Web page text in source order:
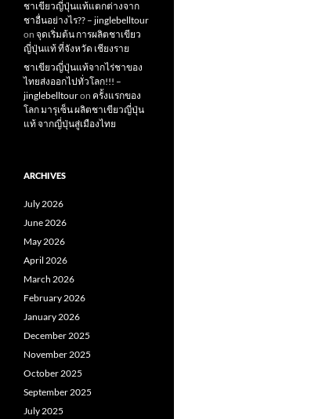
ชาเขียวญี่ปุ่นแท้แตกต่างจาก
ชาอื่นอย่างไร?? – jinglebelltour
on จุดเริ่มต้น การผลิตชาเขียว
ญี่ปุ่นแท้ ที่จังหวัด เชียงราย
ชาเขียวญี่ปุ่นแท้จากไร่ชาของ
ไทยส่งออกไปทั่วโลก!!! –
jinglebelltouron ครั้งแรกของ
โลก มารุเซ็น ผลิตชาเขียวญี่ปุ่น
แท้ จากญี่ปุ่นสู่เมืองไทย
ARCHIVES
July 2026
June 2026
May 2026
April 2026
March 2026
February 2026
January 2026
December 2025
November 2025
October 2025
September 2025
July 2025